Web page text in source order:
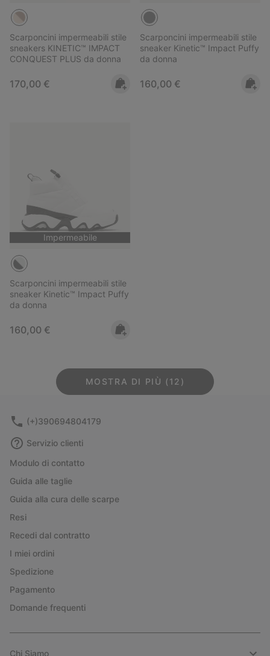
Scarponcini impermeabili stile
sneakers KINETIC™ IMPACT
CONQUEST PLUS da donna
Regular price:
170,00 €
Scarponcini impermeabili stile
sneaker Kinetic™ Impact Puffy
da donna
Regular price:
160,00 €
Impermeabile
Scarponcini impermeabili stile
sneaker Kinetic™ Impact Puffy
da donna
Regular price:
160,00 €
MOSTRA DI PIÙ (12)
(+)390694804179
Servizio clienti
Modulo di contatto
Guida alle taglie
Guida alla cura delle scarpe
Resi
Recedi dal contratto
I miei ordini
Spedizione
Pagamento
Domande frequenti
Chi Siamo